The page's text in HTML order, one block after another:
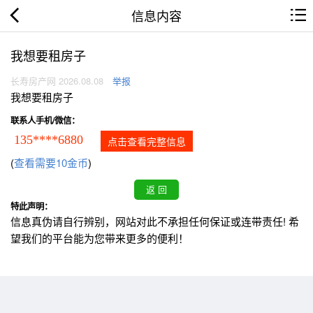
信息内容
我想要租房子
长寿房产网 2026.08.08 举报
我想要租房子
联系人手机/微信：
135****6880 点击查看完整信息
(查看需要10金币)
特此声明：
信息真伪请自行辨别，网站对此不承担任何保证或连带责任! 希
望我们的平台能为您带来更多的便利！